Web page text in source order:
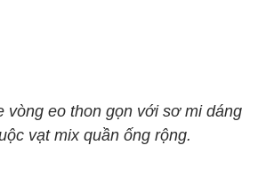
vòng eo thon gọn với sơ mi dáng
vạt mix quần ống rộng.